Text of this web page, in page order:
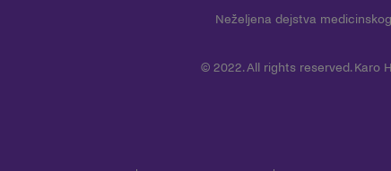
Neželjena dejstva
© 2022. All rights reserved. Karo